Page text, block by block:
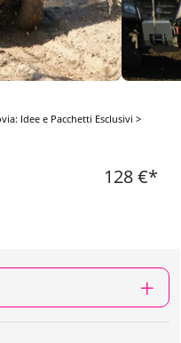
Idee e Pacchetti Esclusivi >
128 €*